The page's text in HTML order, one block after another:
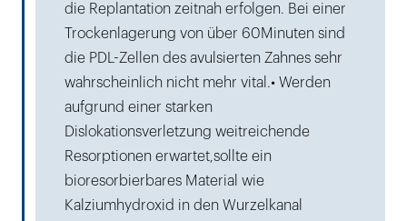
die Replantation zeitnah erfolgen. Bei einer
Trockenlagerung von über 60Minuten sind
die PDL-Zellen des avulsierten Zahnes sehr
wahrscheinlich nicht mehr vital.• Werden
aufgrund einer starken
Dislokationsverletzung weitreichende
Resorptionen erwartet,sollte ein
bioresorbierbares Material wie
Kalziumhydroxid in den Wurzelkanal